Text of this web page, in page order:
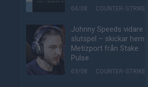
04/08 COUNTER-STRIKE
Johnny Speeds vidare till
slutspel – skickar hem
Metizport från Stake
Pulse
03/08 COUNTER-STRIKE